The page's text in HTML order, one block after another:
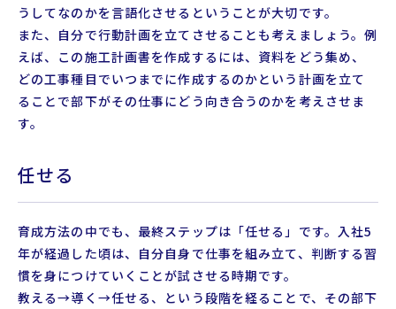
うしてなのかを言語化させるということが大切です。
また、自分で行動計画を立てさせることも考えましょう。例
えば、この施工計画書を作成するには、資料をどう集め、
どの工事種目でいつまでに作成するのかという計画を立て
ることで部下がその仕事にどう向き合うのかを考えさせま
す。
任せる
育成方法の中でも、最終ステップは「任せる」です。入社5
年が経過した頃は、自分自身で仕事を組み立て、判断する習
慣を身につけていくことが試させる時期です。
教える→導く→任せる、という段階を経ることで、その部下